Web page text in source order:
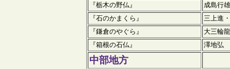
『栃木の野仏』
成島行雄
『石のかまくら』
三上進
『鎌倉のやぐら』
大三輪
『箱根の石仏』
澤地弘
中部地方